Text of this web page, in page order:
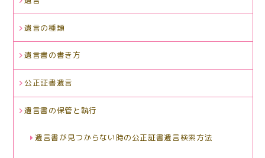
遺言の種類
遺言書の書き方
公正証書遺言
遺言書の保管と執行
遺言書が見つからない時の公正証書遺言検索方法